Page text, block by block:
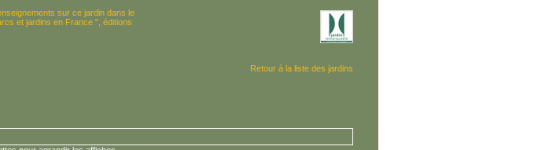
sur ce jardin dans le
et jardins en France ", éditions
Retour à la liste des jardins